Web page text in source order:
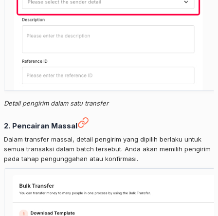
Detail pengirim dalam satu transfer
2. Pencairan Massal
Dalam transfer massal, detail pengirim yang dipilih berlaku untuk
semua transaksi dalam batch tersebut. Anda akan memilih pengirim
pada tahap pengunggahan atau konfirmasi.